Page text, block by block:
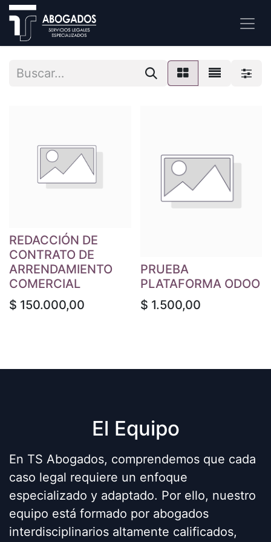
REDACCIÓN DE
CONTRATO DE
ARRENDAMIENTO
COMERCIAL
$ 150.000,00
PRUEBA
PLATAFORMA ODOO
$ 1.500,00
El Equipo
En TS Abogados, comprendemos que cada
caso legal requiere un enfoque
especializado y adaptado. Por ello, nuestro
equipo está formado por abogados
interdisciplinarios altamente calificados,